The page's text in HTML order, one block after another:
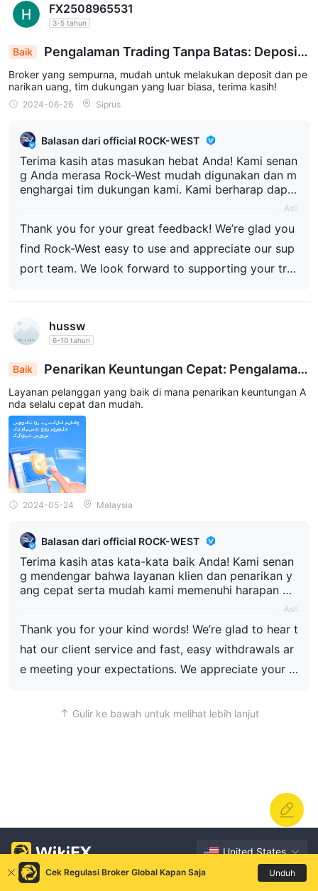
the best trading experience possible.
FX2508965531
3-5 tahun
Baik
Pengalaman Trading Tanpa Batas: Deposit
Cepat, Penarikan Tanpa Usaha, Dukungan Luar Bi
asa
Broker yang sempurna, mudah untuk melakukan deposit dan pe
narikan uang, tim dukungan yang luar biasa, terima kasih!
2024-06-26 Siprus
Balasan dari official ROCK-WEST
Terima kasih atas masukan hebat Anda! Kami senan
g Anda merasa Rock-West mudah digunakan dan m
enghargai tim dukungan kami. Kami berharap dapat
Asli
Thank you for your great feedback! We’re glad you
find Rock-West easy to use and appreciate our sup
port team. We look forward to supporting your tra
hussw
6-10 tahun
Baik
Penarikan Keuntungan Cepat: Pengalaman
Layanan Klien yang Lancar
Layanan pelanggan yang baik di mana penarikan keuntungan A
nda selalu cepat dan mudah.
2024-05-24 Malaysia
Balasan dari official ROCK-WEST
Terima kasih atas kata-kata baik Anda! Kami senan
g mendengar bahwa layanan klien dan penarikan y
ang cepat serta mudah kami memenuhi harapan An
da. Kami menghargai kepercayaan Anda dan berhar
Asli
Thank you for your kind words! We’re glad to hear t
hat our client service and fast, easy withdrawals ar
e meeting your expectations. We appreciate your tr
Gulir ke bawah untuk melihat lebih lanjut
United States
Cek Regulasi Broker Global Kapan Saja Unduh